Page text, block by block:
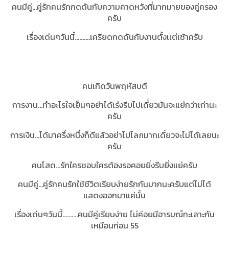
คนมีคู่...คู่รักคนรักกดดันกับความคาดหวังที่มากมายของคู่ครอง
ครับ
เรื่องเด่นๆวันนี้..........เครียดกดดันกับงานตั้งเเต่เช้าครับ
คนเกิดวันพฤหัสบดี
การงาน...ทำอะไรใจเย็นๆอย่าได้เร่งรีบไปเดี๋ยวมันจะแย่กว่าเก่านะ
ครับ
การเงิน...ได้มาครึ่งหนึ่งก็ดีแล้วอย่าไปโลภมากเดี๋ยวจะไม่ได้เลยนะ
ครับ
คนโสด...รักใครชอบใครต้องรอคอยยิ่งรีบยิ่งแย่ครับ
คนมีคู่...คู่รักคนรักใช้ชีวิตเรียบง่ายรักกันมากนะครับแต่ไม่ได้
แสดงออกมาแค่นั้น
เรื่องเด่นๆวันนี้..........คนมีคู่เรียบง่าย ไม่ค่อยมีอารมณ์ทะเลาะกัน
เหมือนก่อน 55